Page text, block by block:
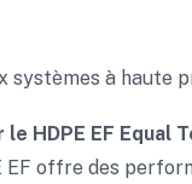
systèmes à haute
HDPE EF Equal
EF offre des